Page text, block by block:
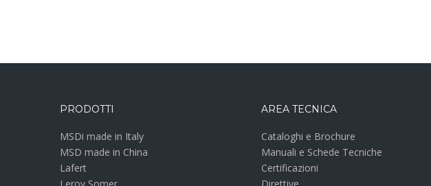
PRODOTTI
MSDi made in Italy
MSD made in China
Lafert
Leroy Somer
AREA TECNICA
Cataloghi e Brochure
Manuali e Schede Tecniche
Certificazioni
Direttive